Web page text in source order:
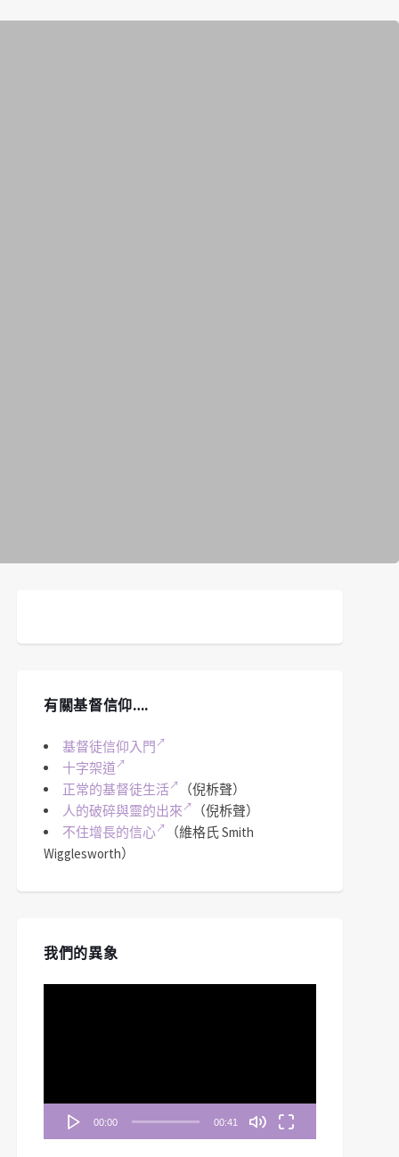
有關基督信仰….
基督徒信仰入門
十字架道
正常的基督徒生活
（倪柝聲）
人的破碎與靈的出來
（倪柝聲）
不住增長的信心
（維格氏 Smith
Wigglesworth）
我們的異象
00:00 00:41